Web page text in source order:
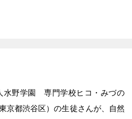
水野学園 専門学校ヒコ・みづの
京都渋谷区）の生徒さんが、自然